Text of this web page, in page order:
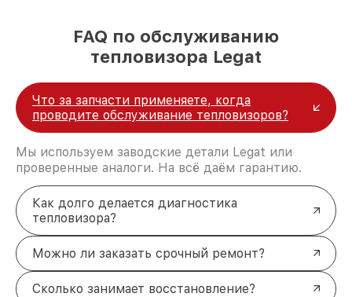
FAQ по обслуживанию
тепловизора Legat
Что за запчасти применяете, когда
проводите обслуживание тепловизоров?
Мы используем заводские детали Legat или
проверенные аналоги. На всё даём гарантию.
Как долго делается диагностика
тепловизора?
Можно ли заказать срочный ремонт?
Сколько занимает восстановление?